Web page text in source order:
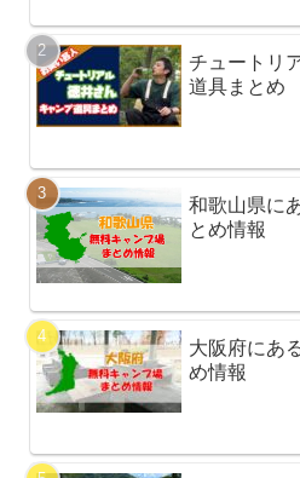
チュートリ
道具まとめ
和歌山県に
とめ情報
大阪府にあ
め情報